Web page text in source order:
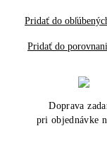
Pridať do
Pridať do
Doprava
pri objednávke